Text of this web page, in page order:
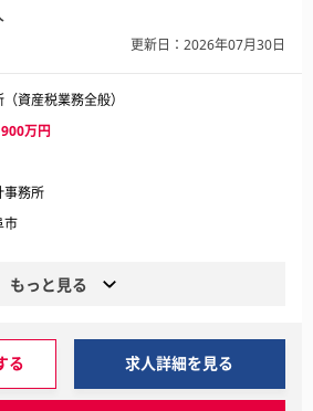
更新日：2026年07月30日
資産税業務全般）
万円
事務所
市
もっと見る
る 求人詳細を見る